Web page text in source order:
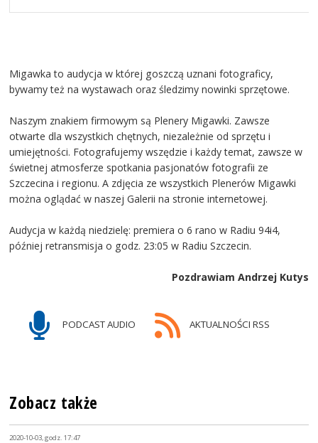
Migawka to audycja w której goszczą uznani fotograficy,
bywamy też na wystawach oraz śledzimy nowinki sprzętowe.
Naszym znakiem firmowym są Plenery Migawki. Zawsze
otwarte dla wszystkich chętnych, niezależnie od sprzętu i
umiejętności. Fotografujemy wszędzie i każdy temat, zawsze w
świetnej atmosferze spotkania pasjonatów fotografii ze
Szczecina i regionu. A zdjęcia ze wszystkich Plenerów Migawki
można oglądać w naszej Galerii na stronie internetowej.
Audycja w każdą niedzielę: premiera o 6 rano w Radiu 94i4,
później retransmisja o godz. 23:05 w Radiu Szczecin.
Pozdrawiam Andrzej Kutys
PODCAST AUDIO AKTUALNOŚCI RSS
Zobacz także
2020-10-03, godz. 17:47